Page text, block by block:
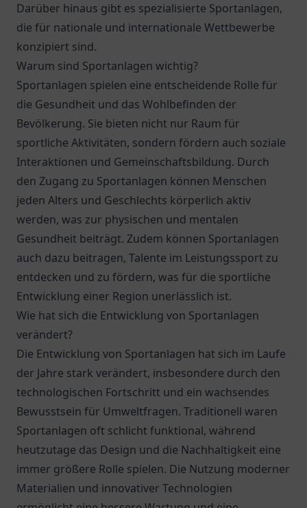
Darüber hinaus gibt es spezialisierte Sportanlagen,
die für nationale und internationale Wettbewerbe
konzipiert sind.
Warum sind Sportanlagen wichtig?
Sportanlagen spielen eine entscheidende Rolle für
die Gesundheit und das Wohlbefinden der
Bevölkerung. Sie bieten nicht nur Raum für
sportliche Aktivitäten, sondern fördern auch soziale
Interaktionen und Gemeinschaftsbildung. Durch
den Zugang zu Sportanlagen können Menschen
jeden Alters und Geschlechts körperlich aktiv
werden, was zur physischen und mentalen
Gesundheit beiträgt. Zudem können Sportanlagen
auch dazu beitragen, Talente im Leistungssport zu
entdecken und zu fördern, was für die sportliche
Entwicklung einer Region unerlässlich ist.
Wie hat sich die Entwicklung von Sportanlagen
verändert?
Die Entwicklung von Sportanlagen hat sich im Laufe
der Jahre stark verändert, insbesondere durch den
technologischen Fortschritt und ein wachsendes
Bewusstsein für Umweltfragen. Traditionell waren
Sportanlagen oft schlicht funktional, während
heutzutage das Design und die Nachhaltigkeit eine
immer größere Rolle spielen. Die Nutzung moderner
Materialien und innovativer Technologien